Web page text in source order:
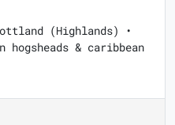
(Highlands) •
& caribbean